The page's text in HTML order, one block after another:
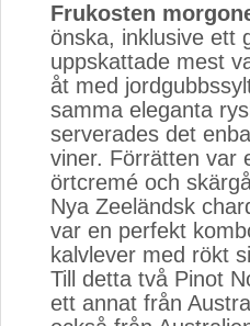
Frukosten
önska, inklusive ett
uppskattade mest
åt med
samma eleganta
serverades det
viner. Förrätten var
örtcremé och
Nya Zeeländsk
var en perfekt
kalvlever med rökt
Till detta två Pinot
ett annat från